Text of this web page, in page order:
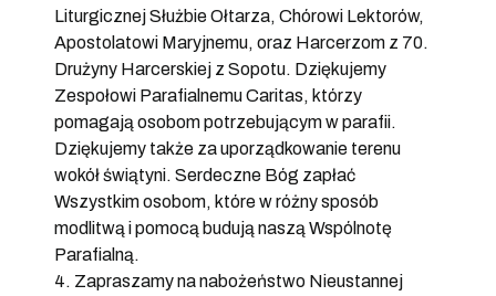
Liturgicznej Służbie Ołtarza, Chórowi Lektorów,
Apostolatowi Maryjnemu, oraz Harcerzom z 70.
Drużyny Harcerskiej z Sopotu. Dziękujemy
Zespołowi Parafialnemu Caritas, którzy
pomagają osobom potrzebującym w parafii.
Dziękujemy także za uporządkowanie terenu
wokół świątyni. Serdeczne Bóg zapłać
Wszystkim osobom, które w różny sposób
modlitwą i pomocą budują naszą Wspólnotę
Parafialną.
4. Zapraszamy na nabożeństwo Nieustannej